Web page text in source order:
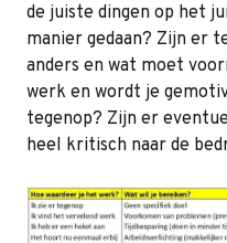
de juiste dingen op het
manier gedaan? Zijn er
anders en wat moet
werk en wordt je
tegenop? Zijn er
heel kritisch naar de